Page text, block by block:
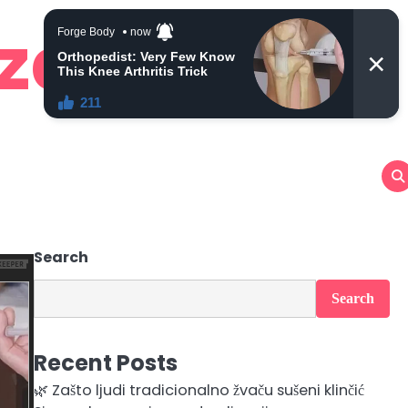
Search
Search
Recent Posts
🌿 Zašto ljudi tradicionalno žvaču sušeni klinčić